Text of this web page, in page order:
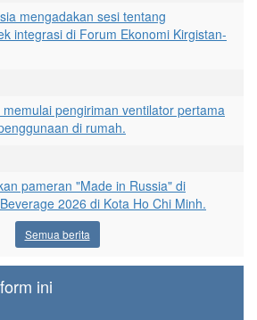
mengadakan sesi tentang
integrasi di Forum Ekonomi Kirgistan-
pengiriman ventilator pertama
di rumah.
pameran "Made in Russia" di
2026 di Kota Ho Chi Minh.
Semua berita
ini